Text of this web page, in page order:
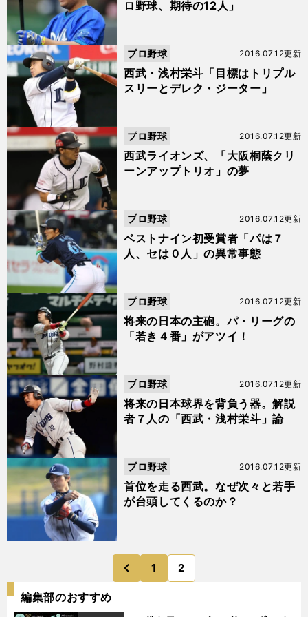
ロ野球、期待の12人」
西武・浅村栄斗「目標はトリプル
スリーとデレク・ジーター」
2016.07.12更新
プロ野球
西武ライオンズ、「大阪桐蔭クリ
ーンアップトリオ」の夢
2016.07.12更新
プロ野球
ベストナイン初受賞者「パは７
人、セは０人」の異常事態
2016.07.12更新
プロ野球
将来の日本の主砲。パ・リーグの
「若き４番」がアツイ！
2016.07.12更新
プロ野球
将来の日本球界を背負う器。解説
者７人の「西武・浅村栄斗」論
2016.07.12更新
プロ野球
首位を走る西武。なぜ次々と若手
が台頭してくるのか？
2016.07.12更新
プロ野球
前
1 2
編集部のおすすめ